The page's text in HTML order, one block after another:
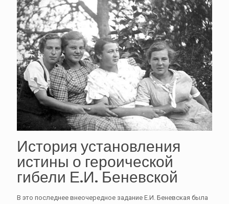
История установления
истины о героической
гибели Е.И. Беневской
В это последнее внеочередное задание Е.И. Беневская была